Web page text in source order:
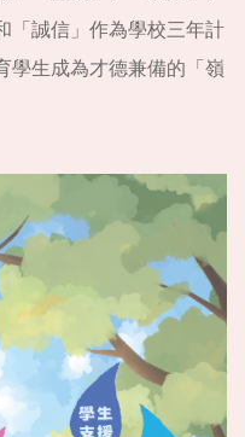
「誠信」作為學校三年計
學生成為才德兼備的「嶺